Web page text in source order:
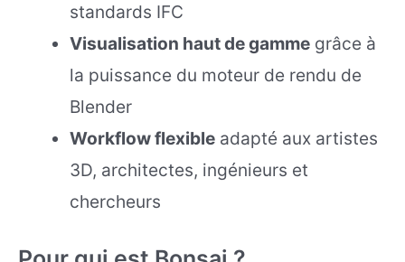
standards IFC
Visualisation haut de gamme grâce à
la puissance du moteur de rendu de
Blender
Workflow flexible adapté aux artistes
3D, architectes, ingénieurs et
chercheurs